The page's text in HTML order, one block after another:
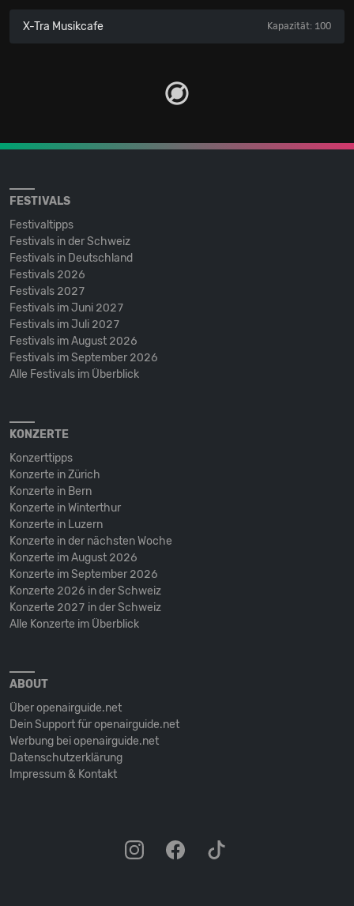
X-Tra Musikcafe Kapazität: 100
FESTIVALS
Festivaltipps
Festivals in der Schweiz
Festivals in Deutschland
Festivals 2026
Festivals 2027
Festivals im Juni 2027
Festivals im Juli 2027
Festivals im August 2026
Festivals im September 2026
Alle Festivals im Überblick
KONZERTE
Konzerttipps
Konzerte in Zürich
Konzerte in Bern
Konzerte in Winterthur
Konzerte in Luzern
Konzerte in der nächsten Woche
Konzerte im August 2026
Konzerte im September 2026
Konzerte 2026 in der Schweiz
Konzerte 2027 in der Schweiz
Alle Konzerte im Überblick
ABOUT
Über openairguide.net
Dein Support für openairguide.net
Werbung bei openairguide.net
Datenschutz­erklärung
Impressum & Kontakt